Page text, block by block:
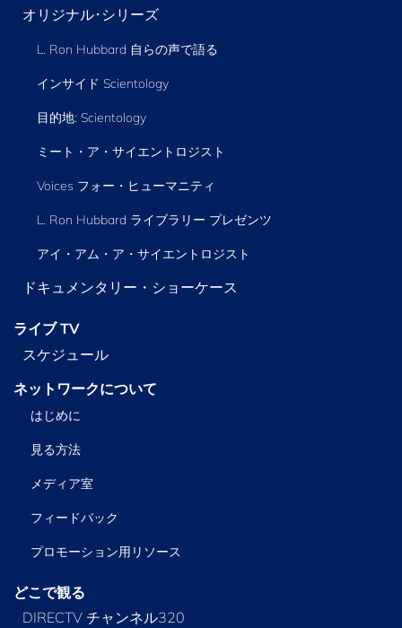
オリジナル･シリーズ
L. Ron Hubbard 自らの声で語る
インサイド Scientology
目的地: Scientology
ミート・ア・サイエントロジスト
Voices フォー・ヒューマニティ
L. Ron Hubbard ライブラリー プレゼンツ
アイ・アム・ア・サイエントロジスト
ドキュメンタリー・ショーケース
ライブ TV
スケジュール
ネットワークについて
はじめに
見る方法
メディア室
フィードバック
プロモーション用リソース
どこで観る
DIRECTV チャンネル320